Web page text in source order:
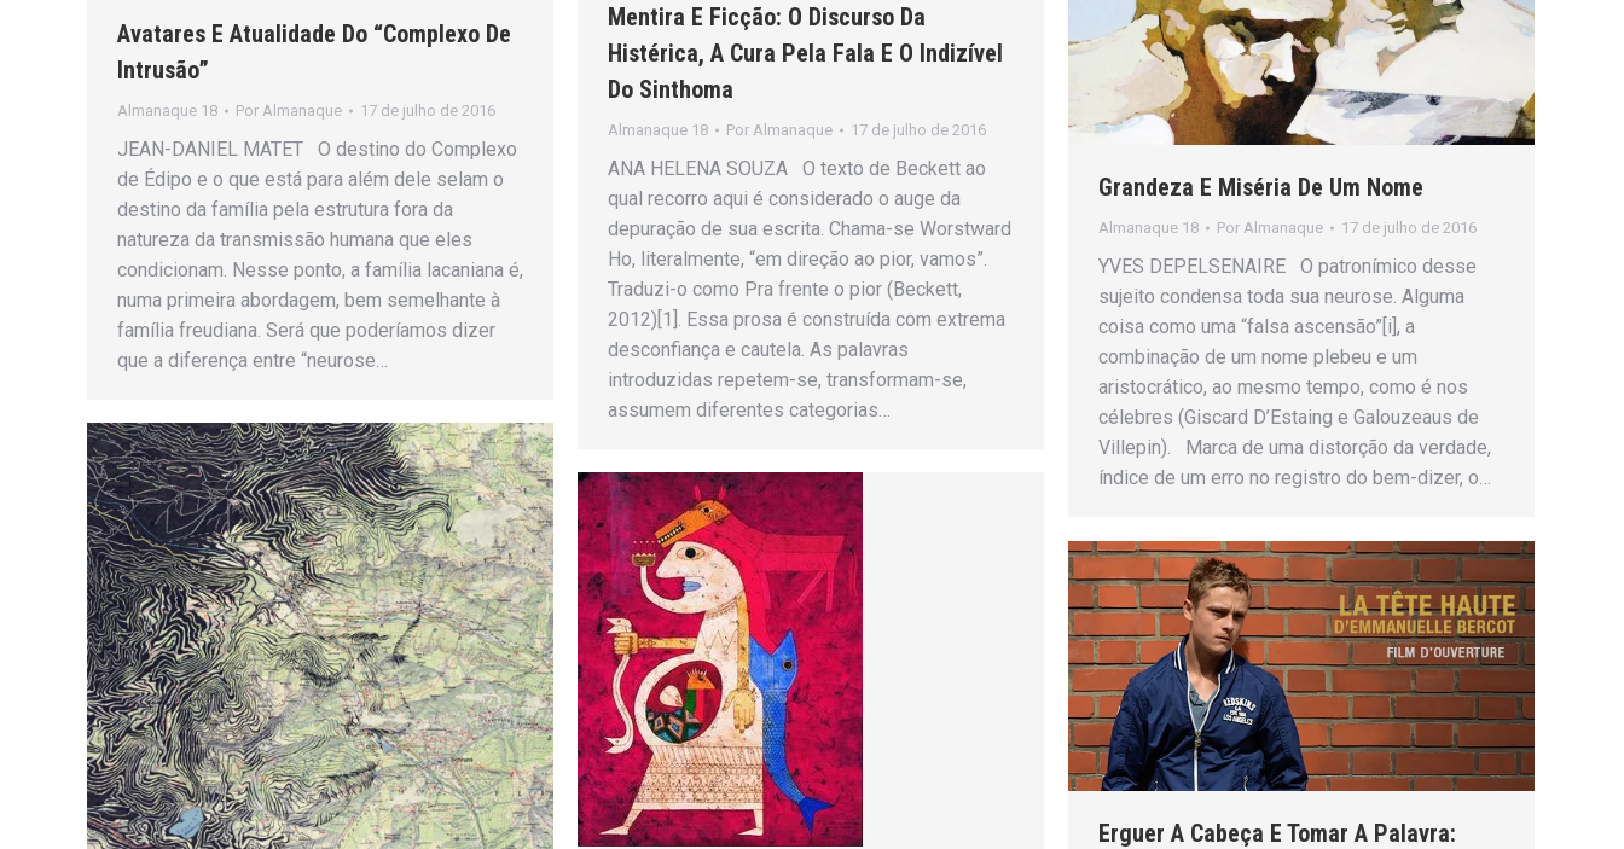
Mentira E Ficção: O Discurso Da
Histérica, A Cura Pela Fala E O Indizível
Do Sinthoma
Almanaque 18 Por Almanaque 17 de julho de 2016
ANA HELENA SOUZA O texto de Beckett ao
qual recorro aqui é considerado o auge da
depuração de sua escrita. Chama-se Worstward
Ho, literalmente, “em direção ao pior, vamos”.
Traduzi-o como Pra frente o pior (Beckett,
2012)[1]. Essa prosa é construída com extrema
desconfiança e cautela. As palavras
introduzidas repetem-se, transformam-se,
assumem diferentes categorias…
Avatares E Atualidade Do “Complexo De
Intrusão”
Almanaque 18 Por Almanaque 17 de julho de 2016
JEAN-DANIEL MATET O destino do Complexo
de Édipo e o que está para além dele selam o
destino da família pela estrutura fora da
natureza da transmissão humana que eles
condicionam. Nesse ponto, a família lacaniana é,
numa primeira abordagem, bem semelhante à
família freudiana. Será que poderíamos dizer
que a diferença entre “neurose…
Grandeza E Miséria De Um Nome
Almanaque 18 Por Almanaque 17 de julho de 2016
YVES DEPELSENAIRE O patronímico desse
sujeito condensa toda sua neurose. Alguma
coisa como uma “falsa ascensão”[i], a
combinação de um nome plebeu e um
aristocrático, ao mesmo tempo, como é nos
célebres (Giscard D’Estaing e Galouzeaus de
Villepin). Marca de uma distorção da verdade,
índice de um erro no registro do bem-dizer, o…
Erguer A Cabeça E Tomar A Palavra: